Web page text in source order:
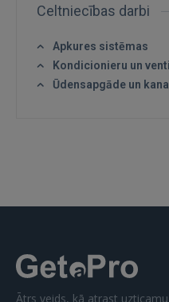
Aizmirsāt paroli?
Celtniecības darbi
Apkures sistēmas
Kondicionieru un
Ūdensapgāde un
Ātrs veids, kā atrast